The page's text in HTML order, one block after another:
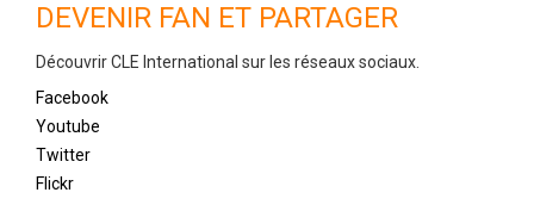
DEVENIR FAN ET PARTAGER
Découvrir CLE International sur les réseaux sociaux.
Facebook
Youtube
Twitter
Flickr